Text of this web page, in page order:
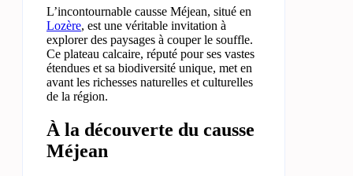
L’incontournable causse Méjean, situé en
Lozère, est une véritable invitation à
explorer des paysages à couper le souffle.
Ce plateau calcaire, réputé pour ses vastes
étendues et sa biodiversité unique, met en
avant les richesses naturelles et culturelles
de la région.
À la découverte du causse
Méjean